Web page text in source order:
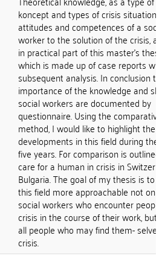
koncept and types of crisis situations
attitudes and competences of a social
worker to the solution of the crisis,
in practical part of this master's
which is made up of case reports with
subsequent analysis. In conclusion the
importance of the knowledge and
social workers are documented by
questionnaire. Using the comparative
method, I would like to highlight the
developments in this field during the
five years. For comparison is outlined
care for a human in crisis in
Bulgaria. The goal of my thesis is to
this field more approachable not only
social workers who encounter people
crisis in the course of their work, but
all people who may find them- selves
crisis.